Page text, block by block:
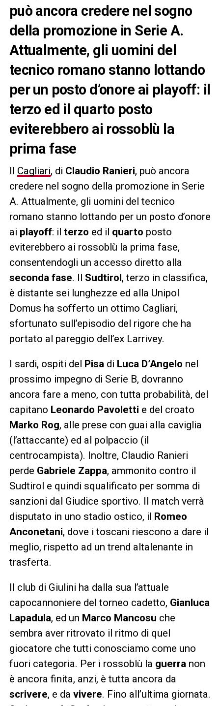
può ancora credere nel sogno
della promozione in Serie A.
Attualmente, gli uomini del
tecnico romano stanno lottando
per un posto d’onore ai playoff: il
terzo ed il quarto posto
eviterebbero ai rossoblù la
prima fase
Il Cagliari, di Claudio Ranieri, può ancora
credere nel sogno della promozione in Serie
A. Attualmente, gli uomini del tecnico
romano stanno lottando per un posto d’onore
ai playoff: il terzo ed il quarto posto
eviterebbero ai rossoblù la prima fase,
consentendogli un accesso diretto alla
seconda fase. Il Sudtirol, terzo in classifica,
è distante sei lunghezze ed alla Unipol
Domus ha sofferto un ottimo Cagliari,
sfortunato sull’episodio del rigore che ha
portato al pareggio dell’ex Larrivey.
I sardi, ospiti del Pisa di Luca D’Angelo nel
prossimo impegno di Serie B, dovranno
ancora fare a meno, con tutta probabilità, del
capitano Leonardo Pavoletti e del croato
Marko Rog, alle prese con guai alla caviglia
(l’attaccante) ed al polpaccio (il
centrocampista). Inoltre, Claudio Ranieri
perde Gabriele Zappa, ammonito contro il
Sudtirol e quindi squalificato per somma di
sanzioni dal Giudice sportivo. Il match verrà
disputato in uno stadio ostico, il Romeo
Anconetani, dove i toscani riescono a dare il
meglio, rispetto ad un trend altalenante in
trasferta.
Il club di Giulini ha dalla sua l’attuale
capocannoniere del torneo cadetto, Gianluca
Lapadula, ed un Marco Mancosu che
sembra aver ritrovato il ritmo di quel
giocatore che tutti conosciamo come uno
fuori categoria. Per i rossoblù la guerra non
è ancora finita, anzi, è tutta ancora da
scrivere, e da vivere. Fino all’ultima giornata.